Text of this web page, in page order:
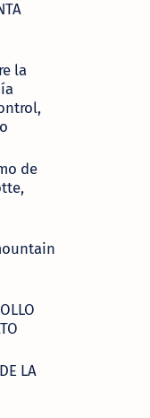
la
de
LA